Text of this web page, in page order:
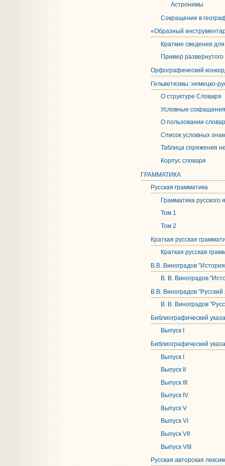
Астронимы
Сокращения в
«Образный
Краткие сведения
Пример
Орфографический
Гельветизмы: немецко-
О структуре Словаря
Условные сокращения
О пользовании
Список условных
Таблица спряжения
Корпус словаря
ГРАММАТИКА
Русская грамматика
Грамматика русского
Том 1
Том 2
Краткая русская
Краткая русская
В.В. Виноградов
В. В. Виноградов
В.В. Виноградов "Русский
В. В. Виноградов
Библиографический
Выпуск I
Библиографический
Выпуск I
Выпуск II
Выпуск III
Выпуск IV
Выпуск V
Выпуск VI
Выпуск VII
Выпуск VIII
Русская авторская